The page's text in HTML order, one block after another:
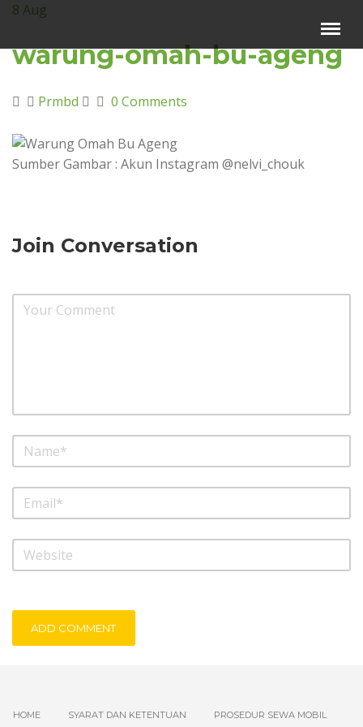
×
Beranda
Video Channel
Artikel
8 Aug
warung-omah-bu-ageng
Prmbd 0 Comments
Sumber Gambar : Akun Instagram @nelvi_chouk
Join Conversation
ADD COMMENT
HOME SYARAT DAN KETENTUAN PROSEDUR SEWA MOBIL